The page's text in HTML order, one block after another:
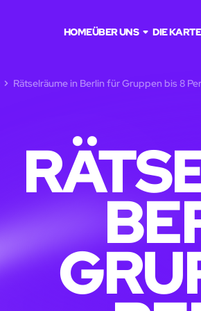
HOMEÜBER UNS DIE KARTE
Rätselräume in Berlin für Gruppen bis 8